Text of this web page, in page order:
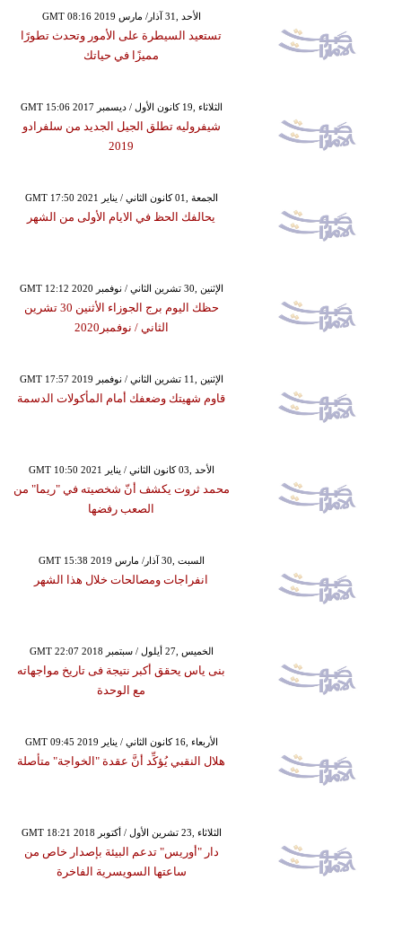
GMT 08:16 2019 الأحد ,31 آذار/ مارس
تستعيد السيطرة على الأمور وتحدث تطورًا
مميزًا في حياتك
GMT 15:06 2017 الثلاثاء ,19 كانون الأول / ديسمبر
شيفروليه تطلق الجيل الجديد من سلفرادو
2019
GMT 17:50 2021 الجمعة ,01 كانون الثاني / يناير
يحالفك الحظ في الايام الأولى من الشهر
GMT 12:12 2020 الإثنين ,30 تشرين الثاني / نوفمبر
حظك اليوم برج الجوزاء الأثنين 30 تشرين
الثاني / نوفمبر2020
GMT 17:57 2019 الإثنين ,11 تشرين الثاني / نوفمبر
قاوم شهيتك وضعفك أمام المأكولات الدسمة
GMT 10:50 2021 الأحد ,03 كانون الثاني / يناير
محمد ثروت يكشف أنّ شخصيته في "ريما" من
الصعب رفضها
GMT 15:38 2019 السبت ,30 آذار/ مارس
انفراجات ومصالحات خلال هذا الشهر
GMT 22:07 2018 الخميس ,27 أيلول / سبتمبر
بنى ياس يحقق أكبر نتيجة فى تاريخ مواجهاته
مع الوحدة
GMT 09:45 2019 الأربعاء ,16 كانون الثاني / يناير
هلال النقبي يُؤكِّد أنَّ عقدة "الخواجة" متأصلة
GMT 18:21 2018 الثلاثاء ,23 تشرين الأول / أكتوبر
دار "أوريس" تدعم البيئة بإصدار خاص من
ساعتها السويسرية الفاخرة